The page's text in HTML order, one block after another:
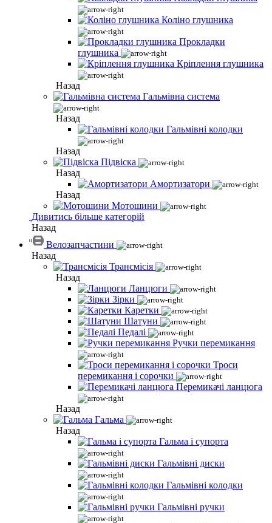
Коліно глушника
Прокладки
глушника
Кріплення глушника
Назад
Гальмівна система
Назад
Гальмівні колодки
Назад
Підвіска
Назад
Амортизатори
Назад
Мотошини
Дивитись більше категорій
Назад
Велозапчастини
Назад
Трансмісія
Назад
Ланцюги
Зірки
Каретки
Шатуни
Педалі
Ручки перемикання
Троси
перемикання і сорочки
Перемикачі ланцюга
Назад
Гальма
Назад
Гальма і супорта
Гальмівні диски
Гальмівні колодки
Гальмівні ручки